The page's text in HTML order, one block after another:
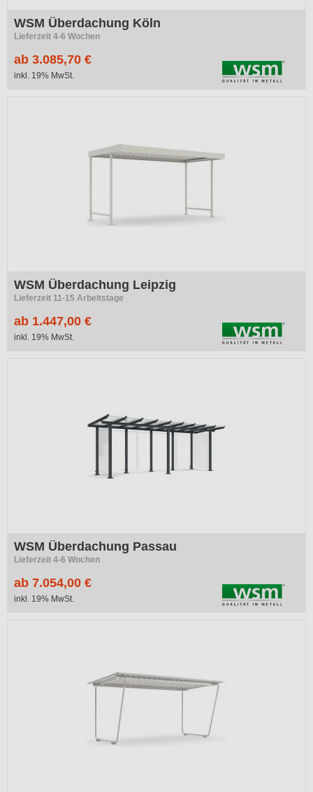
WSM Überdachung Köln
Lieferzeit 4-6 Wochen
ab 3.085,70 €
inkl. 19% MwSt.
WSM Überdachung Leipzig
Lieferzeit 11-15 Arbeitstage
ab 1.447,00 €
inkl. 19% MwSt.
WSM Überdachung Passau
Lieferzeit 4-6 Wochen
ab 7.054,00 €
inkl. 19% MwSt.